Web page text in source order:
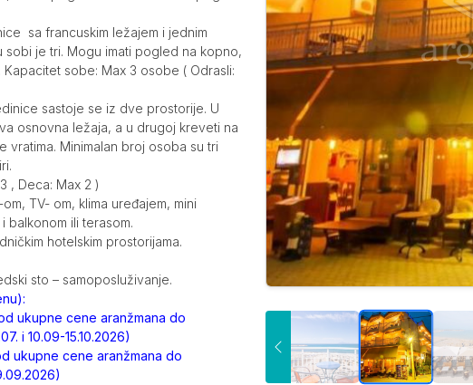
sa francuskim ležajem i jednim
sobi je tri. Mogu imati pogled na kopno,
sobe: Max 3 osobe ( Odrasli:
sastoje se iz dve prostorije. U
osnovna ležaja, a u drugoj kreveti na
vratima. Minimalan broj osoba su tri
, Deca: Max 2 )
TV- om, klima uređajem, mini
balkonom ili terasom.
hotelskim prostorijama.
sto – samoposluživanje.
ukupne cene aranžmana do
i 10.09-15.10.2026)
ukupne cene aranžmana do